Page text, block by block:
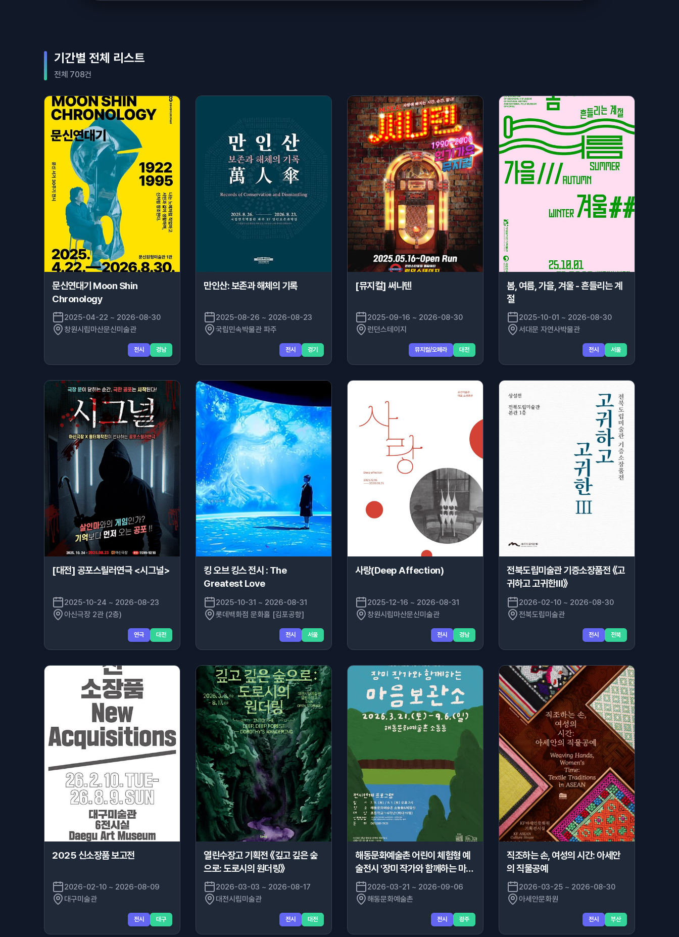
기간별 전체 리스트
전체 708건
문신연대기 Moon Shin
Chronology
2025-04-22 ~ 2026-08-30
창원시립마산문신미술관
전시 경남
만인산: 보존과 해체의 기록
2025-08-26 ~ 2026-08-23
국립민속박물관 파주
전시 경기
[뮤지컬] 써니텐
2025-09-16 ~ 2026-08-30
런던스테이지
뮤지컬/오페라 대전
봄, 여름, 가을, 겨울 - 흔들리는 계
절
2025-10-01 ~ 2026-08-30
서대문 자연사박물관
전시 서울
[대전] 공포스릴러연극 <시그널>
2025-10-24 ~ 2026-08-23
아신극장 2관 (2층)
연극 대전
킹 오브 킹스 전시 : The
Greatest Love
2025-10-31 ~ 2026-08-31
롯데백화점 문화홀 [김포공항]
전시 서울
사랑(Deep Affection)
2025-12-16 ~ 2026-08-31
창원시립마산문신미술관
전시 경남
전북도립미술관 기증소장품전 《고
귀하고 고귀한Ⅲ》
2026-02-10 ~ 2026-08-30
전북도립미술관
전시 전북
2025 신소장품 보고전
2026-02-10 ~ 2026-08-09
대구미술관
전시 대구
열린수장고 기획전 《깊고 깊은 숲
으로: 도로시의 원더링》
2026-03-03 ~ 2026-08-17
대전시립미술관
전시 대전
해동문화예술촌 어린이 체험형 예
술전시 '장미 작가와 함께하는 마음
보관소' 展
2026-03-21 ~ 2026-09-06
해동문화예술촌
전시 광주
직조하는 손, 여성의 시간: 아세안
의 직물공예
2026-03-25 ~ 2026-08-30
아세안문화원
전시 부산